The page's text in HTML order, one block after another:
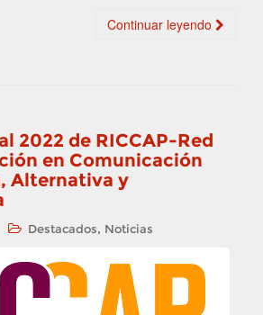
Continuar leyendo
2022 de RICCAP-Red
en Comunicación
Alternativa y
Destacados, Noticias